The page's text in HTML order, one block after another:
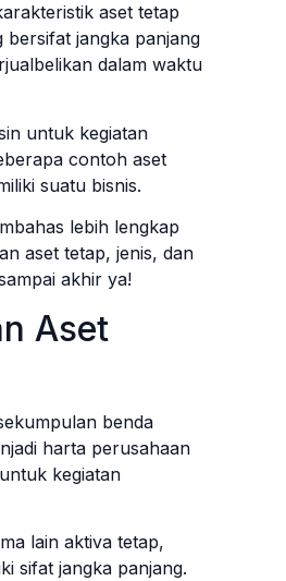
aset tetap
bersifat jangka panjang
dalam waktu
untuk kegiatan
contoh aset
suatu bisnis.
lebih lengkap
aset tetap, jenis, dan
akhir ya!
Aset
benda
harta perusahaan
kegiatan
lain aktiva tetap,
sifat jangka panjang.